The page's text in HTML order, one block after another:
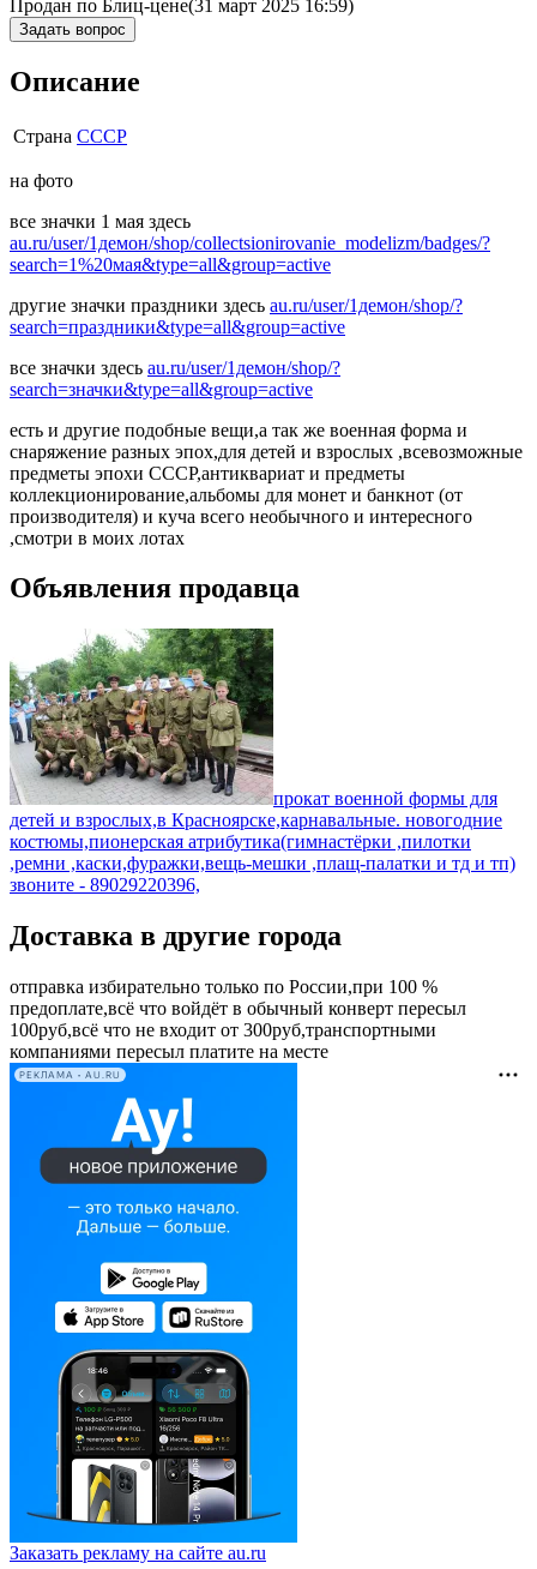
Продан по Блиц-цене(31 март 2025 16:59)
Задать вопрос
Описание
Страна СССР
на фото
все значки 1 мая здесь
au.ru/user/1демон/shop/collectsionirovanie_modelizm/badges/?
search=1%20мая&type=all&group=active
другие значки праздники здесь au.ru/user/1демон/shop/?
search=праздники&type=all&group=active
все значки здесь au.ru/user/1демон/shop/?
search=значки&type=all&group=active
есть и другие подобные вещи,а так же военная форма и
снаряжение разных эпох,для детей и взрослых ,всевозможные
предметы эпохи СССР,антиквариат и предметы
коллекционирование,альбомы для монет и банкнот (от
производителя) и куча всего необычного и интересного
,смотри в моих лотах
Объявления продавца
прокат военной формы для
детей и взрослых,в Красноярске,карнавальные. новогодние
костюмы,пионерская атрибутика(гимнастёрки ,пилотки
,ремни ,каски,фуражки,вещь-мешки ,плащ-палатки и тд и тп)
звоните - 89029220396,
Доставка в другие города
отправка избирательно только по России,при 100 %
предоплате,всё что войдёт в обычный конверт пересыл
100руб,всё что не входит от 300руб,транспортными
компаниями пересыл платите на месте
РЕКЛАМА • AU.RU
Заказать рекламу на сайте au.ru